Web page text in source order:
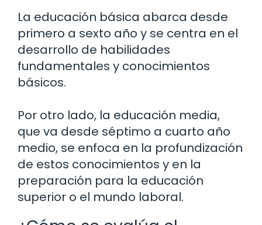
La educación básica abarca desde
primero a sexto año y se centra en el
desarrollo de habilidades
fundamentales y conocimientos
básicos.
Por otro lado, la educación media,
que va desde séptimo a cuarto año
medio, se enfoca en la profundización
de estos conocimientos y en la
preparación para la educación
superior o el mundo laboral.